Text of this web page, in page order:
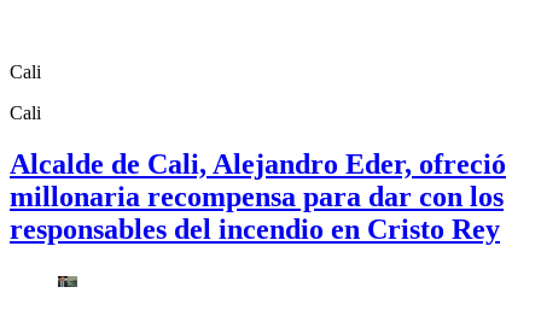
Cali
Cali
Alcalde de Cali, Alejandro Eder, ofreció
millonaria recompensa para dar con los
responsables del incendio en Cristo Rey